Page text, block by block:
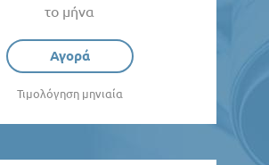
το μήνα
Αγορά
Τιμολόγηση μηνιαία